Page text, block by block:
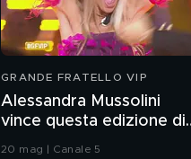
GRANDE FRATELLO VIP
Alessandra Mussolini
vince questa edizione di
Grande Fratello VIP
20 mag | Canale 5